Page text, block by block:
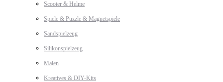
Scooter & Helme
Spiele & Puzzle & Magnetspiele
Sandspielzeug
Silikonspielzeug
Malen
Kreatives & DIY-Kits